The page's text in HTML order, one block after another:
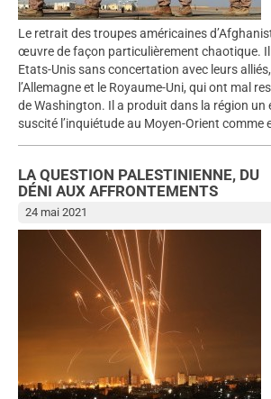
Le retrait des troupes américaines
œuvre de façon particulièrement chaotique.
Etats-Unis sans concertation avec leurs
l’Allemagne et le Royaume-Uni, qui ont mal
de Washington. Il a produit dans la région un
suscité l’inquiétude au Moyen-Orient comme
LA QUESTION PALESTINIENNE, DU
DÉNI AUX AFFRONTEMENTS
24 mai 2021